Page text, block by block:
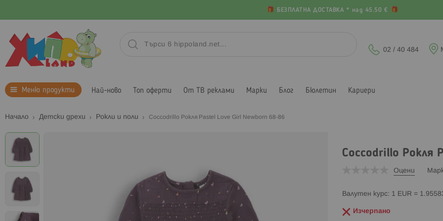
БЕЗПЛАТНА ДОСТАВКА * над 45.50 €
02 / 40 484
Меню продукти Най-ново Топ оферти От ТВ реклами Марки Блог Бюлетин Кариери
Начало Детски дрехи Рокли и поли Coccodrillo Рокля Pastel Love Girl Newborn 68-86
Преминете
към
края
на
галерията
изображенията
Coccodrillo Рокля
Оцени
Валутен курс: 1 EUR =
Изчерпано